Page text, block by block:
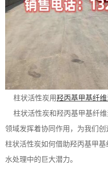
柱状活性炭用羟丙基甲基纤
柱状活性炭和羟丙基甲基纤
领域发挥着协同作用，为我们
柱状活性炭如何借助羟丙基甲
水处理中的巨大潜力。